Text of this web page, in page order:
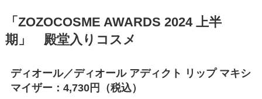
「ZOZOCOSME AWARDS 2024 上半
期」 殿堂入りコスメ
ディオール／ディオール アディクト リップ マキシ
マイザー：4,730円（税込）